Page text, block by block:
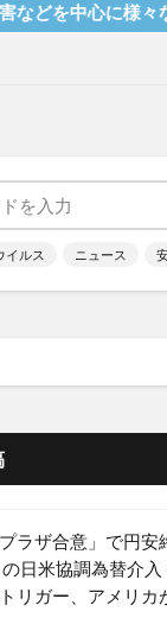
々な情報を提供し
イルス ニュース
プラザ合意」で円安
日米協調為替介
リガー、アメリカ